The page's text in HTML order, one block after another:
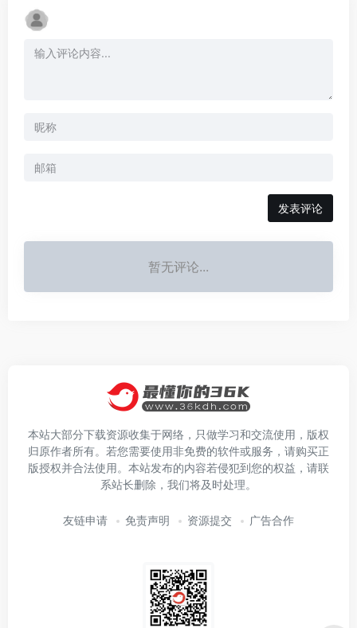
发表评论
暂无评论...
本站大部分下载资源收集于网络，只做学习和交流使用，版权
归原作者所有。若您需要使用非免费的软件或服务，请购买正
版授权并合法使用。本站发布的内容若侵犯到您的权益，请联
系站长删除，我们将及时处理。
友链申请 免责声明 资源提交 广告合作